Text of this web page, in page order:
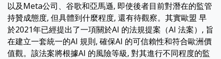
以及Meta公司、谷歌和亞馬遜, 即使後者目前對潛在的監管
持贊成態度, 但具體到什麼程度, 還有待觀察。其實歐盟 早
於2021年已經提出了一項關於AI 的法規提案（AI 法案）, 旨
在建立一套統一的AI 規則, 確保AI 的可信賴性和符合歐洲價
值觀。該法案將根據AI 的風險等級, 對其進行不同程度的監